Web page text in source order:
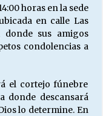
horas en la sede
en calle Las
sus amigos
condolencias a
el cortejo fúnebre
donde descansará
lo determine. En